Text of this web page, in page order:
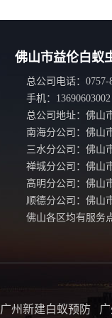
佛山市益伦白蚁
总公司电话：0757-
手机：13690603002
总公司地址：佛山
南海分公司：佛山
三水分公司：佛山
禅城分公司：佛山
高明分公司：佛山
顺德分公司：佛山
佛山各区均有服务
广州新建白蚁预防